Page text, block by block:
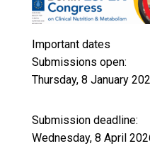
Important dates
Submissions open:
Thursday, 8 January
Submission deadline:
Wednesday, 8 April